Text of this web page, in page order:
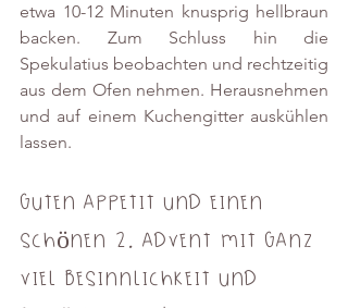
etwa 10-12 Minuten knusprig hellbraun
backen. Zum Schluss hin die
Spekulatius beobachten und rechtzeitig
aus dem Ofen nehmen. Herausnehmen
und auf einem Kuchengitter auskühlen
lassen.
Guten Appetit und einen
schönen 2. Advent mit ganz
viel Besinnlichkeit und